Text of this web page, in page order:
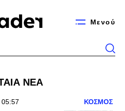
Μενού
ΝΕΑ
05:57 ΚΟΣΜΟΣ